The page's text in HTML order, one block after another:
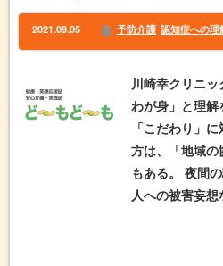
2021.09.05 予防介護 認知症への理
川崎幸クリニ
わが身」と理
「こだわり」
方は、「地域
もある。 夜間
人への被害妄